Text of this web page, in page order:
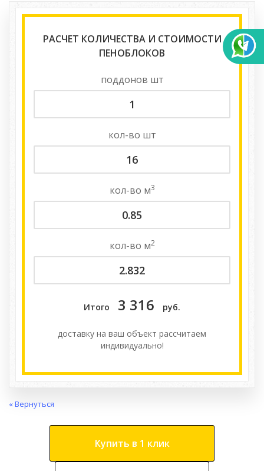
РАСЧЕТ КОЛИЧЕСТВА И СТОИМОСТИ
ПЕНОБЛОКОВ
поддонов шт
кол-во шт
кол-во м3
кол-во м2
Итого 3 316 руб.
доставку на ваш объект расcчитаем
индивидуально!
« Вернуться
Купить в 1 клик